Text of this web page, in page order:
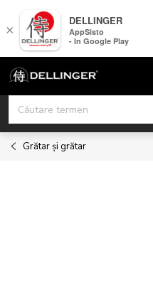
Treci
conținut
Grătar și grătar
×
DELLINGER
AppSisto
- In Google Play